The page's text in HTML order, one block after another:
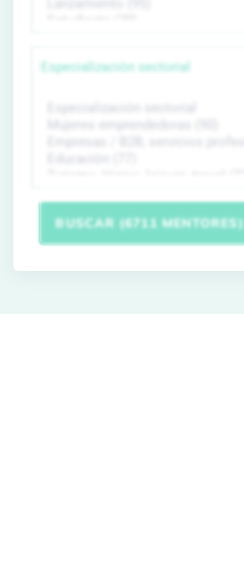
Especialización sectorial
BUSCAR (6711 MENTORES)